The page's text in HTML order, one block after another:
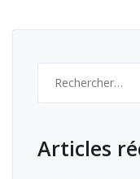
Articles